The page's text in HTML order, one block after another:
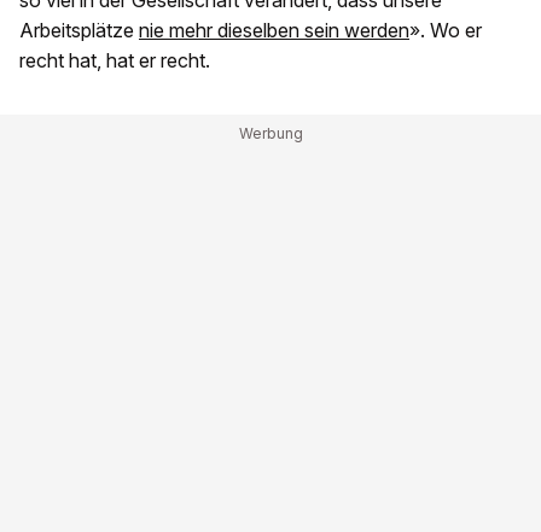
Arbeitsplätze nie mehr dieselben sein werden». Wo er
recht hat, hat er recht.